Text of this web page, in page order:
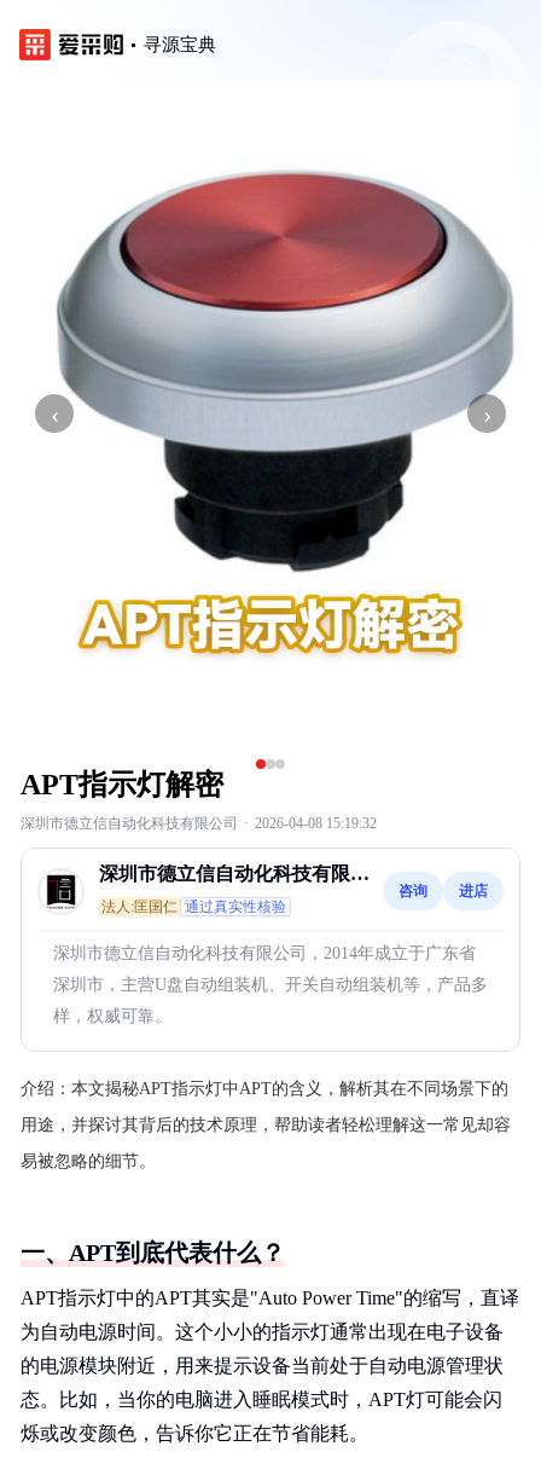
寻源宝典
‹ ›
APT指示灯解密
深圳市德立信自动化科技有限公司 · 2026-04-08 15:19:32
深圳市德立信自动化科技有限公
司
法人:匡国仁 通过真实性核验
咨询 进店
深圳市德立信自动化科技有限公司，2014年成立于广东省
深圳市，主营U盘自动组装机、开关自动组装机等，产品多
样，权威可靠。
介绍： 本文揭秘APT指示灯中APT的含义，解析其在不同场景下的
用途，并探讨其背后的技术原理，帮助读者轻松理解这一常见却容
易被忽略的细节。
一、APT到底代表什么？
APT指示灯中的APT其实是"Auto Power Time"的缩写，直译
为自动电源时间。这个小小的指示灯通常出现在电子设备
的电源模块附近，用来提示设备当前处于自动电源管理状
态。比如，当你的电脑进入睡眠模式时，APT灯可能会闪
烁或改变颜色，告诉你它正在节省能耗。